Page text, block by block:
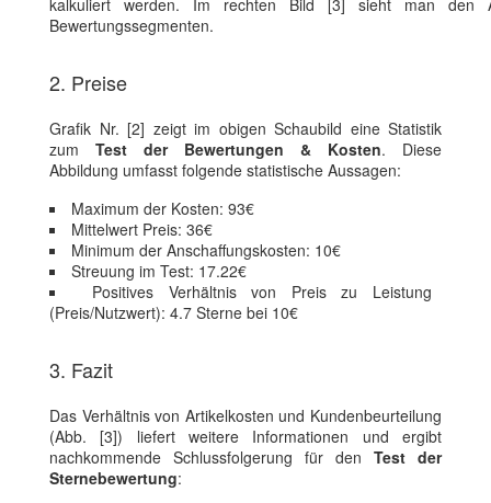
Bewertungssegmenten.
2. Preise
Grafik Nr. [2] zeigt im obigen Schaubild eine Statistik
zum Test der Bewertungen & Kosten. Diese
Abbildung umfasst folgende statistische Aussagen:
Maximum der Kosten: 93€
Mittelwert Preis: 36€
Minimum der Anschaffungskosten: 10€
Streuung im Test: 17.22€
Positives Verhältnis von Preis zu Leistung
(Preis/Nutzwert): 4.7 Sterne bei 10€
3. Fazit
Das Verhältnis von Artikelkosten und Kundenbeurteilung
(Abb. [3]) liefert weitere Informationen und ergibt
nachkommende Schlussfolgerung für den Test der
Sternebewertung: